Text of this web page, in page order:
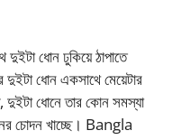
দুইটা ধোন ঢুকিয়ে ঠাপাতে
ধোন একসাথে মেয়েটার
দুইটা ধোনে তার কোন সমস্যা
চোদন খাচ্ছে। Bangla